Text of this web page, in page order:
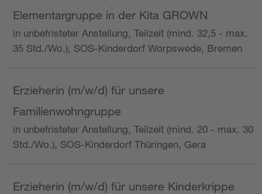
Elementargruppe in der Kita GROWN
in unbefristeter Anstellung, Teilzeit (mind. 32,5 - max.
35 Std./Wo.), SOS-Kinderdorf Worpswede, Bremen
Erzieherin (m/w/d) für unsere
Familienwohngruppe
in unbefristeter Anstellung, Teilzeit (mind. 20 - max. 30
Std./Wo.), SOS-Kinderdorf Thüringen, Gera
Erzieherin (m/w/d) für unsere Kinderkrippe